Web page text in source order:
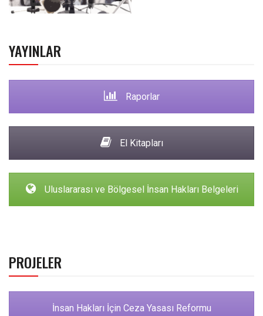
YAYINLAR
Raporlar
El Kitapları
Uluslararası ve Bölgesel İnsan Hakları Belgeleri
PROJELER
İnsan Hakları İçin Ceza Yasası Reformu